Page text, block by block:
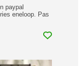
paypal
eneloop. Pas